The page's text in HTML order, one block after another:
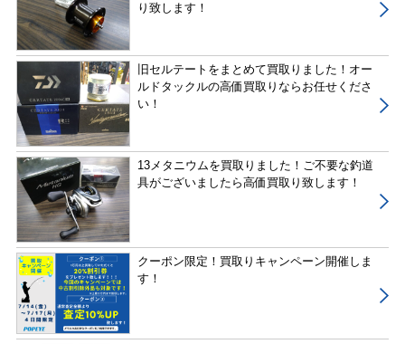
り致します！
旧セルテートをまとめて買取りました！オー
ルドタックルの高価買取りならお任せくださ
い！
13メタニウムを買取りました！ご不要な釣道
具がございましたら高価買取り致します！
クーポン限定！買取りキャンペーン開催しま
す！